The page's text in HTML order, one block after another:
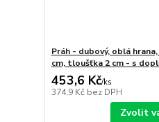
Práh - dubový, oblá
cm, tloušťka 2 cm - s
453,6 Kč/ks
374,9 Kč bez DPH
Zvolit